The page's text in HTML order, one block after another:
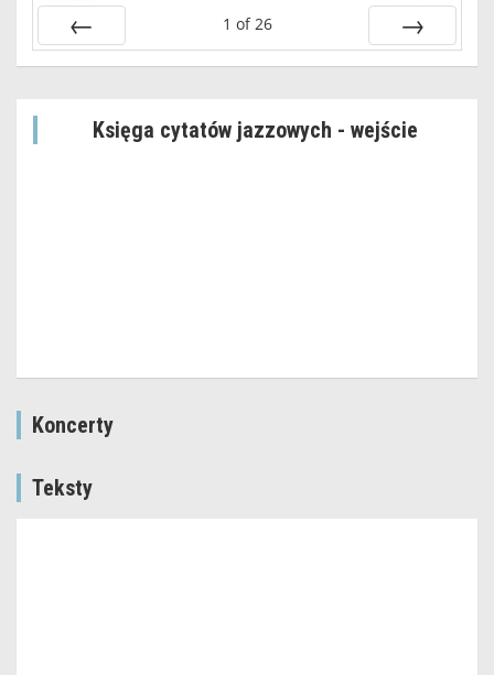
Prev
1 of 26
Next
Księga cytatów jazzowych - wejście
Koncerty
Teksty